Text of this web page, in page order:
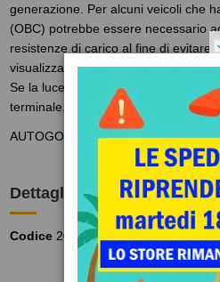
generazione. Per alcuni veicoli che
(OBC) potrebbe essere necessario
resistenze di carico al fine di evitare
visualizzato sul cruscotto.
Se la luce non funziona dopo
terminale.
AUTOGOLD - La qualità al primo
Dettagli del prodotto
Codice 2086172